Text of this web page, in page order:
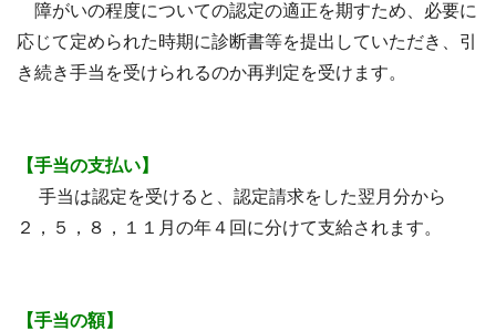
障がいの程度についての認定の適正を期すため、必要に
応じて定められた時期に診断書等を提出していただき、引
き続き手当を受けられるのか再判定を受けます。
【手当の支払い】
手当は認定を受けると、認定請求をした翌月分から
２，５，８，１１月の年４回に分けて支給されます。
【手当の額】